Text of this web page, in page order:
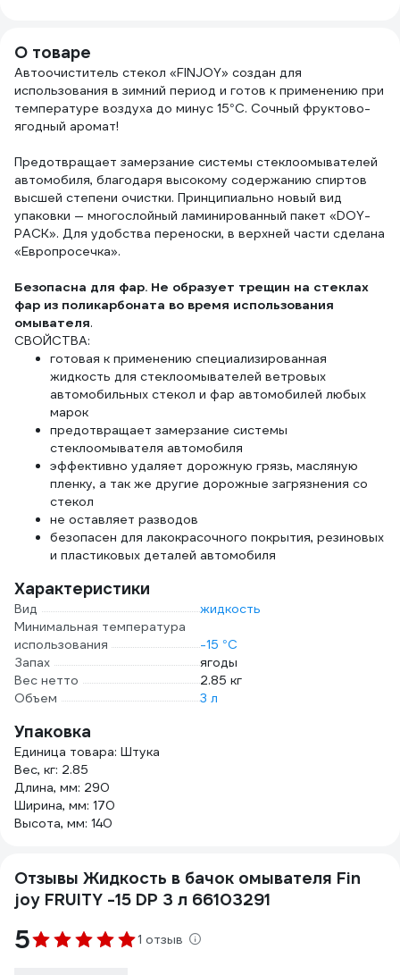
О товаре
Автоочиститель стекол «FINJOY» создан для
использования в зимний период и готов к применению при
температуре воздуха до минус 15°С. Сочный фруктово-
ягодный аромат!
Предотвращает замерзание системы стеклоомывателей
автомобиля, благодаря высокому содержанию спиртов
высшей степени очистки. Принципиально новый вид
упаковки — многослойный ламинированный пакет «DOY-
PACK». Для удобства переноски, в верхней части сделана
«Европросечка».
Безопасна для фар. Не образует трещин на стеклах
фар из поликарбоната во время использования
омывателя.
СВОЙСТВА:
готовая к применению специализированная
жидкость для стеклоомывателей ветровых
автомобильных стекол и фар автомобилей любых
марок
предотвращает замерзание системы
стеклоомывателя автомобиля
эффективно удаляет дорожную грязь, масляную
пленку, а так же другие дорожные загрязнения со
стекол
не оставляет разводов
безопасен для лакокрасочного покрытия, резиновых
и пластиковых деталей автомобиля
Характеристики
Вид
жидкость
Минимальная температура
использования
-15 °С
Запах
ягоды
Вес нетто
2.85 кг
Объем
3 л
Упаковка
Единица товара: Штука
Вес, кг: 2.85
Длина, мм: 290
Ширина, мм: 170
Высота, мм: 140
Отзывы Жидкость в бачок омывателя Fin
joy FRUITY -15 DP 3 л 66103291
5 1 отзыв